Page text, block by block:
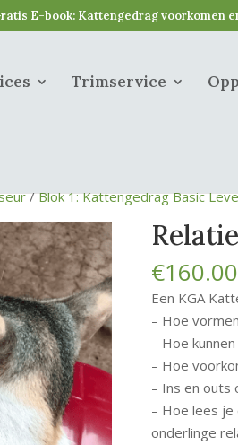
E-book: Kattengedrag voorkomen
Trimservice
/Blok 1: Kattengedrag Basic
€160.00
Een KGA
– Hoe
– Hoe
– Hoe
– Ins en outs
– Hoe lees je
onderlinge